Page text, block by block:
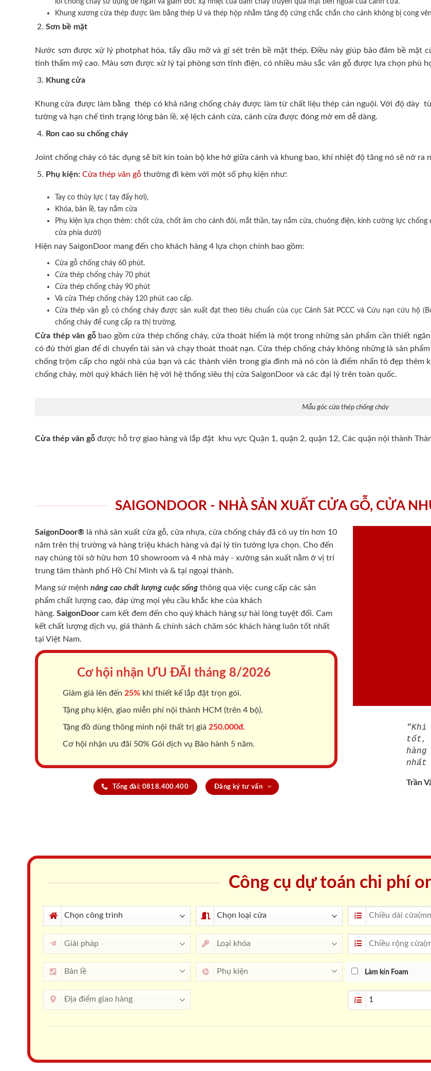
Khung xương cửa thép được làm bằng thép U và thép hộp nhằm tăng độ cứng chắc chắn cho cánh không bị cong
Sơn bề mặt
Nước sơn được xử lý photphat hóa, tẩy dầu mỡ và gỉ sét trên bề mặt thép. Điều này giúp bảo đảm bề mặt
tính thẩm mỹ cao. Màu sơn được xử lý tại phòng sơn tĩnh điện, có nhiều màu sắc vân gỗ được lựa chọn phù
Khung cửa
Khung cửa được làm bằng thép có khả năng chống cháy được làm từ chất liệu thép cán nguội. Với độ dày
tường và hạn chế tình trạng lỏng bản lề, xệ lệch cánh cửa, cánh cửa được đóng mở em dễ dàng.
Ron cao su chống cháy
Joint chống cháy có tác dụng sẽ bít kín toàn bộ khe hở giữa cánh và khung bao, khi nhiệt độ tăng nó sẽ nở ra
Phụ kiện: Cửa thép vân gỗthường đi kèm với một số phụ kiện như:
Tay co thủy lực ( tay đẩy hơi),
Khóa, bản lề, tay nắm cửa
Phụ kiện lựa chọn thêm: chốt cửa, chốt âm cho cánh đôi, mắt thần, tay nắm cửa, chuông điện, kính cường lực
cửa phía dưới)
Hiện nay SaigonDoor mang đến cho khách hàng 4 lựa chọn chính bao gồm:
Cửa gỗ chống cháy 60 phút.
Cửa thép chống cháy 70 phút
Cửa thép chống cháy 90 phút
Và cửa Thép chống cháy 120 phút cao cấp.
Cửa thép vân gỗ có chống cháy được sản xuất đạt theo tiêu chuẩn của cục Cảnh Sát PCCC và Cứu nạn cứu hộ
chống cháy để cung cấp ra thị trường.
Cửa thép vân gỗbao gồm cửa thép chống cháy, cửa thoát hiểm là một trong những sản phẩm cần thiết
có đủ thời gian để di chuyển tài sản và chạy thoát thoát nạn. Cửa thép chống cháy không những là sản
chống trộm cấp cho ngôi nhà của bạn và các thành viên trong gia đình mà nó còn là điểm nhấn tô đẹp
chống cháy, mời quý khách liên hệ với hệ thống siêu thị cửa SaigonDoor và các đại lý trên toàn quốc.
Mẫu góc cửa thép chống cháy
Cửa thép vân gỗ được hỗ trợ giao hàng và lắp đặt khu vực Quận 1, quận 2, quận 12, Các quận nội thành
SAIGONDOOR - NHÀ SẢN XUẤT CỬA GỖ, CỬA
SaigonDoor® là nhà sản xuất cửa gỗ, cửa nhựa, cửa chống cháy đã có uy tín hơn 10
năm trên thị trường và hàng triệu khách hàng và đại lý tin tưởng lựa chọn. Cho đến
nay chúng tôi sở hữu hơn 10 showroom và 4 nhà máy - xưởng sản xuất nằm ở vị trí
trung tâm thành phố Hồ Chí Minh và & tại ngoại thành.
Mang sứ mệnh nâng cao chất lượng cuộc sốngthông qua việc cung cấp các sản
phẩm chất lượng cao, đáp ứng mọi yêu cầu khắc khe của khách
hàng. SaigonDoor cam kết đem đến cho quý khách hàng sự hài lòng tuyệt đối. Cam
kết chất lượng dịch vụ, giá thành & chính sách chăm sóc khách hàng luôn tốt nhất
tại Việt Nam.
Cơ hội nhận ƯU ĐÃI tháng 8/2026
Giảm giá lên đến 25% khi thiết kế lắp đặt trọn gói.
Tặng phụ kiện, giao miễn phí nội thành HCM (trên 4 bộ).
Tặng đồ dùng thông minh nội thất trị giá 250.000đ.
Cơ hội nhận ưu đãi 50% Gói dịch vụ Bảo hành 5 năm.
Tổng đài: 0818.400.400 Đăng ký tư vấn
"Khi
tốt,
nhất
Trần
Công cụ dự toán chi phí
Làm kín Foam